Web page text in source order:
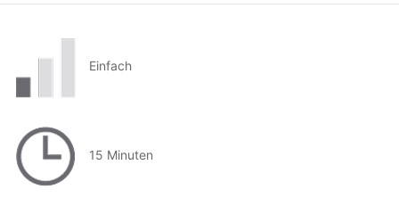
Einfach
15 Minuten